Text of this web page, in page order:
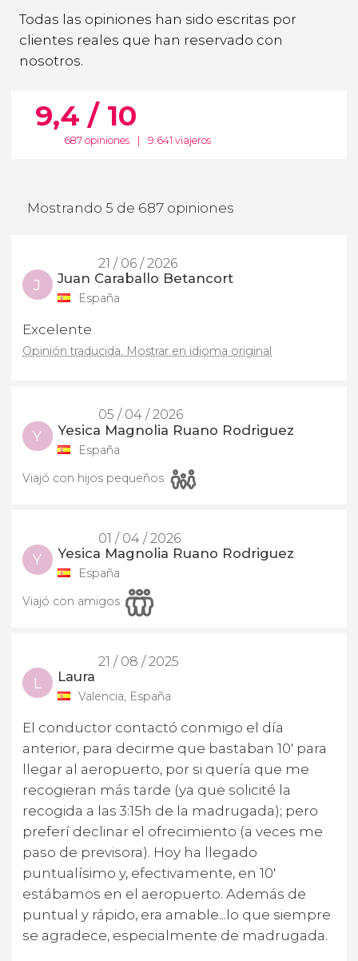
Todas las opiniones han sido escritas por
clientes reales que han reservado con
nosotros.
9,4 / 10
687 opiniones 9.641 viajeros
Mostrando 5 de 687 opiniones
21 / 06 / 2026
J Juan Caraballo Betancort
España
Excelente
Opinión traducida. Mostrar en idioma original
05 / 04 / 2026
Y Yesica Magnolia Ruano Rodriguez
España
Viajó con hijos pequeños
01 / 04 / 2026
Y Yesica Magnolia Ruano Rodriguez
España
Viajó con amigos
21 / 08 / 2025
L Laura
Valencia, España
El conductor contactó conmigo el día
anterior, para decirme que bastaban 10' para
llegar al aeropuerto, por si quería que me
recogieran más tarde (ya que solicité la
recogida a las 3:15h de la madrugada); pero
preferí declinar el ofrecimiento (a veces me
paso de previsora). Hoy ha llegado
puntualísimo y, efectivamente, en 10'
estábamos en el aeropuerto. Además de
puntual y rápido, era amable...lo que siempre
se agradece, especialmente de madrugada.